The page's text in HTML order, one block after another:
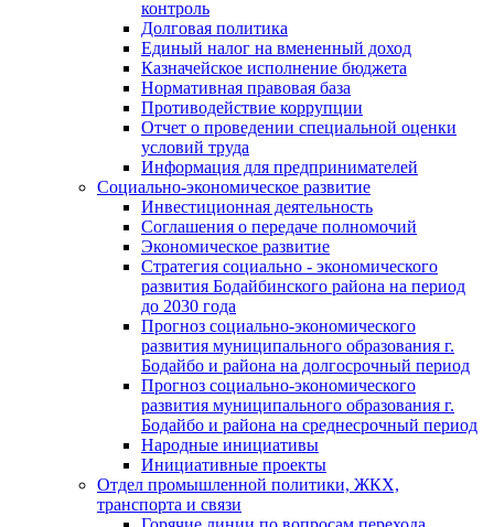
контроль
Долговая политика
Единый налог на вмененный доход
Казначейское исполнение бюджета
Нормативная правовая база
Противодействие коррупции
Отчет о проведении специальной оценки
условий труда
Информация для предпринимателей
Социально-экономическое развитие
Инвестиционная деятельность
Соглашения о передаче полномочий
Экономическое развитие
Стратегия социально - экономического
развития Бодайбинского района на период
до 2030 года
Прогноз социально-экономического
развития муниципального образования г.
Бодайбо и района на долгосрочный период
Прогноз социально-экономического
развития муниципального образования г.
Бодайбо и района на среднесрочный период
Народные инициативы
Инициативные проекты
Отдел промышленной политики, ЖКХ,
транспорта и связи